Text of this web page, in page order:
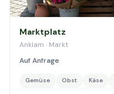
Marktplatz
Anklam · Markt
Auf Anfrage
Gemüse Obst Käse